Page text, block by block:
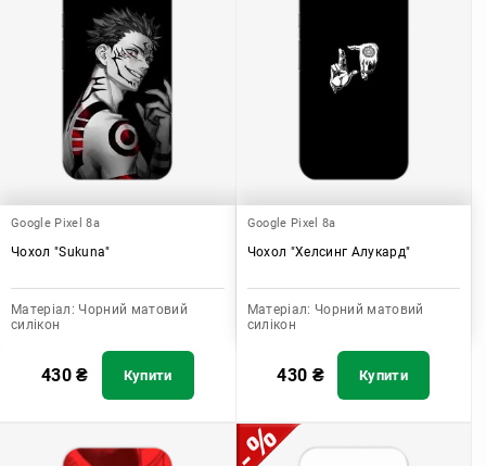
Google Pixel 8a
Чохол "Sukuna"
Матеріал: Чорний матовий
силікон
430₴ Купити
Google Pixel 8a
Чохол "Хелсинг Алукард"
Матеріал: Чорний матовий
силікон
430 ₴ Купити